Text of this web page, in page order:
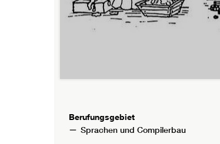
Berufungsgebiet
Sprachen und Compilerbau